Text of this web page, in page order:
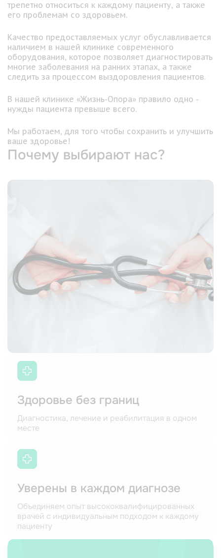
трепетно относиться к каждому пациенту, а также
его проблемам со здоровьем.
Качество предоставляемых услуг обуславливается
наличием в нашей клинике современного
оборудования, которое позволяет диагностировать
многие заболевания на ранних этапах, а также
следить за процессом выздоровления пациентов.
В нашей клинике «Жизнь-Опора» правило одно -
нужды пациента превыше всего.
Мы работаем, для того чтобы сохранить и улучшить
ваше здоровье!
Почему выбирают нас?
Здоровье без границ
Диагностика, лечение и реабилитация в одном
месте
Уверены в каждом диагнозе
Объединяем опыт высококвалифицированных
врачей с индивидуальным подходом к каждому
пациенту